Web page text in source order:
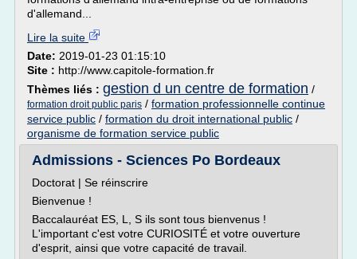
d'allemand...
Lire la suite
Date: 2019-01-23 01:15:10
Site : http://www.capitole-formation.fr
Thèmes liés : gestion d un centre de formation /
formation droit public paris / formation professionnelle continue
service public / formation du droit international public /
organisme de formation service public
Admissions - Sciences Po Bordeaux
Doctorat | Se réinscrire
Bienvenue !
Baccalauréat ES, L, S ils sont tous bienvenus !
L'important c'est votre CURIOSITÉ et votre ouverture
d'esprit, ainsi que votre capacité de travail.